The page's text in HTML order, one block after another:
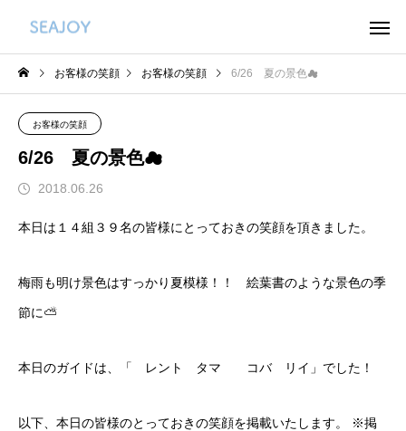
お客様の笑顔 お客様の笑顔 6/26 夏の景色☁
お客様の笑顔
6/26 夏の景色☁
2018.06.26
本日は１４組３９名の皆様にとっておきの笑顔を頂きました。
梅雨も明け景色はすっかり夏模様！！ 絵葉書のような景色の季
節に⛅
本日のガイドは、「 レント タマ コバ リイ」でした！
以下、本日の皆様のとっておきの笑顔を掲載いたします。 ※掲